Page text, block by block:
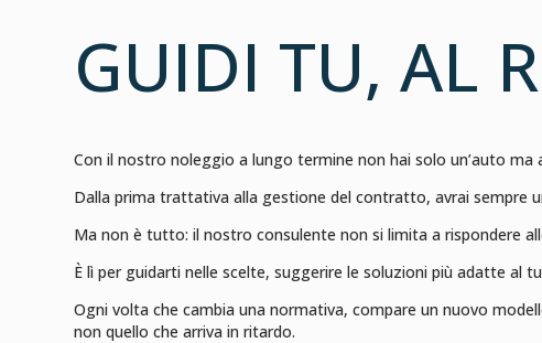
GUIDI TU, AL
Con il nostro noleggio a lungo termine non hai solo un’auto
Dalla prima trattativa alla gestione del contratto, avrai sempre
Ma non è tutto: il nostro consulente non si limita a rispondere
È lì per guidarti nelle scelte, suggerire le soluzioni più adatte al
Ogni volta che cambia una normativa, compare un nuovo
non quello che arriva in ritardo.